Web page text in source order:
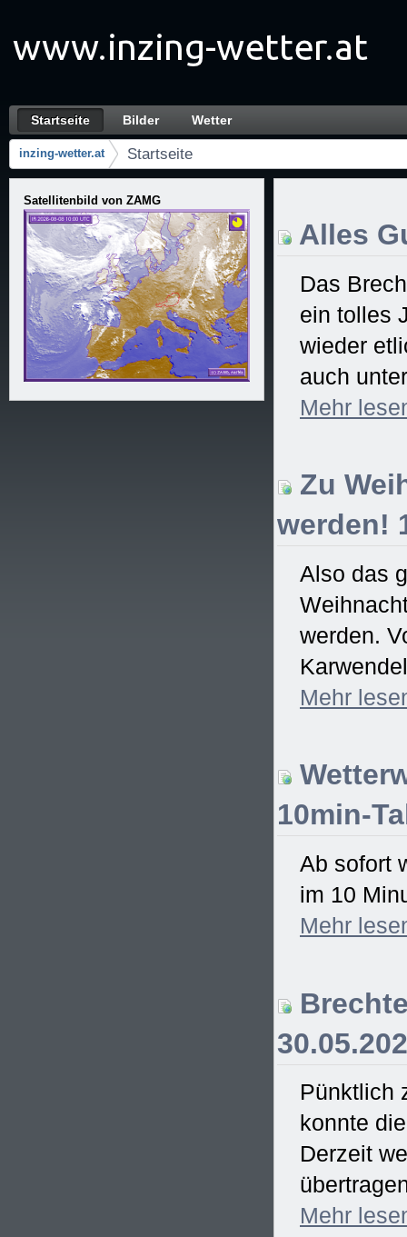
Startseite
Navigation
Startseite Bilder Wetter
Brotkrumen (Wo bin ich?)
inzing-wetter.at Startseite
Satellitenbild von ZAMG
Alles
Das
ein tolles
wieder
auch
Mehr
Zu
werden!
Also das
werden.
Mehr
10min-
Ab sofort
im 10
Mehr
Pünktlich
konnte
Derzeit
Mehr